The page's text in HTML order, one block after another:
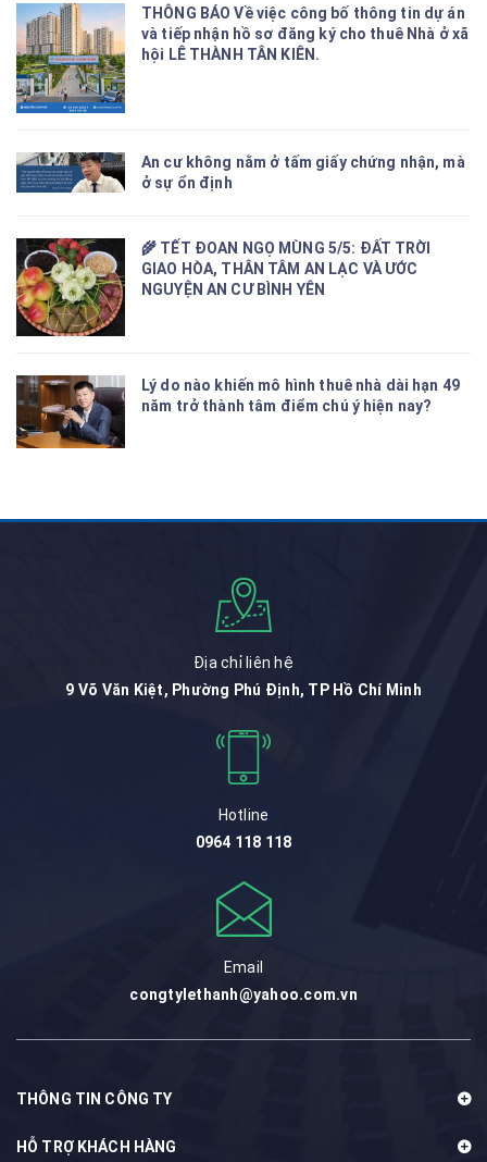
THÔNG BÁO Về việc công bố thông tin dự án
và tiếp nhận hồ sơ đăng ký cho thuê Nhà ở xã
hội LÊ THÀNH TÂN KIÊN.
An cư không nằm ở tấm giấy chứng nhận, mà
ở sự ổn định
🌾 TẾT ĐOAN NGỌ MÙNG 5/5: ĐẤT TRỜI
GIAO HÒA, THÂN TÂM AN LẠC VÀ ƯỚC
NGUYỆN AN CƯ BÌNH YÊN
Lý do nào khiến mô hình thuê nhà dài hạn 49
năm trở thành tâm điểm chú ý hiện nay?
Địa chỉ liên hệ
9 Võ Văn Kiệt, Phường Phú Định, TP Hồ Chí Minh
Hotline
0964 118 118
Email
congtylethanh@yahoo.com.vn
THÔNG TIN CÔNG TY
HỖ TRỢ KHÁCH HÀNG